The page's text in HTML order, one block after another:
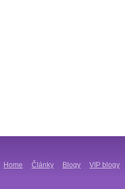
Home Články Blogy VIP blogy